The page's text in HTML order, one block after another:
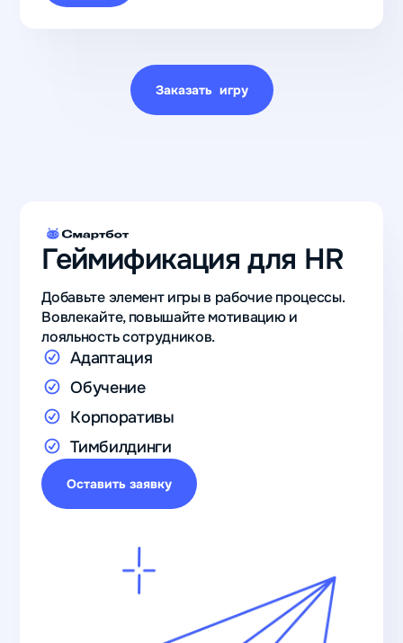
Заказать игру
Геймификация для HR
Добавьте элемент игры в рабочие процессы.
Вовлекайте, повышайте мотивацию и
лояльность сотрудников.
‍Адаптация
Обучение
Корпоративы
Тимбилдинги
Оставить заявку